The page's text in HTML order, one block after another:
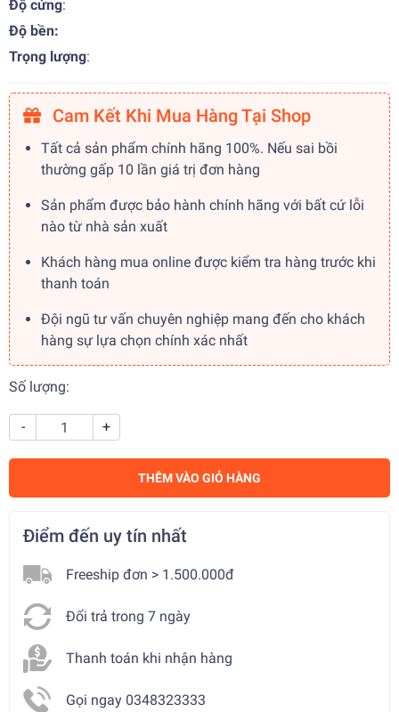
Độ cứng:
Độ bền:
Trọng lượng:
Cam Kết Khi Mua Hàng Tại Shop
Tất cả sản phẩm chính hãng 100%. Nếu sai bồi
thường gấp 10 lần giá trị đơn hàng
Sản phẩm được bảo hành chính hãng với bất cứ lỗi
nào từ nhà sản xuất
Khách hàng mua online được kiểm tra hàng trước khi
thanh toán
Đội ngũ tư vấn chuyên nghiệp mang đến cho khách
hàng sự lựa chọn chính xác nhất
Số lượng:
- +
THÊM VÀO GIỎ HÀNG
Điểm đến uy tín nhất
Freeship đơn > 1.500.000đ
Đổi trả trong 7 ngày
Thanh toán khi nhận hàng
Gọi ngay 0348323333